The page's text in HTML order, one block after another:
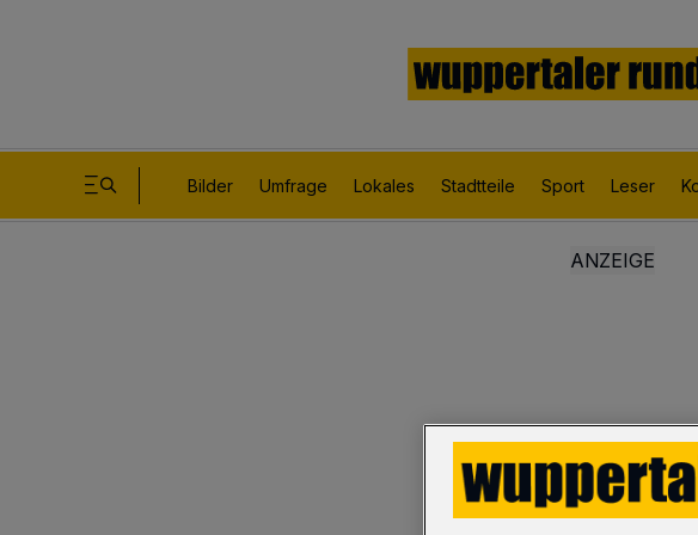
Bilder Umfrage Lokales Stadtteile Sport Leser